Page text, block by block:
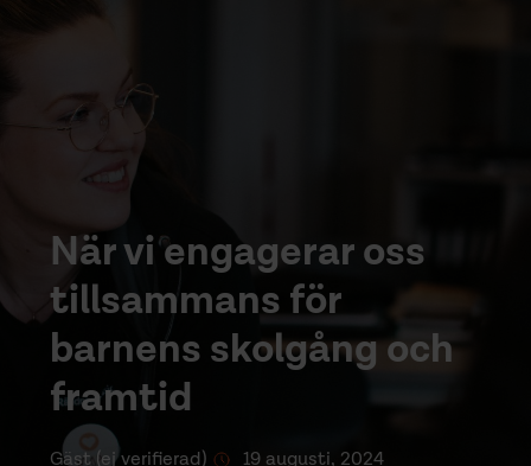
När vi engagerar oss
tillsammans för
barnens skolgång och
framtid
Gäst (ej verifierad) 19 augusti, 2024